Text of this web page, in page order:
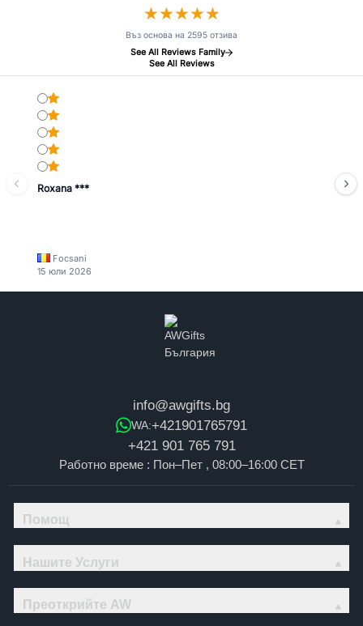
★★★★★
★★★★★
Въз основа на 2595 отзива
See All Reviews Family
See All Reviews
Roxana ***
Focsani
15 юли 2026
info@awgifts.bg
WA:+421901765791
+421 901 765 791
Работно време : Пон–Пет , 08:00–16:00 CET
Помощ
Нашите Услуги
Преоткрийте AW